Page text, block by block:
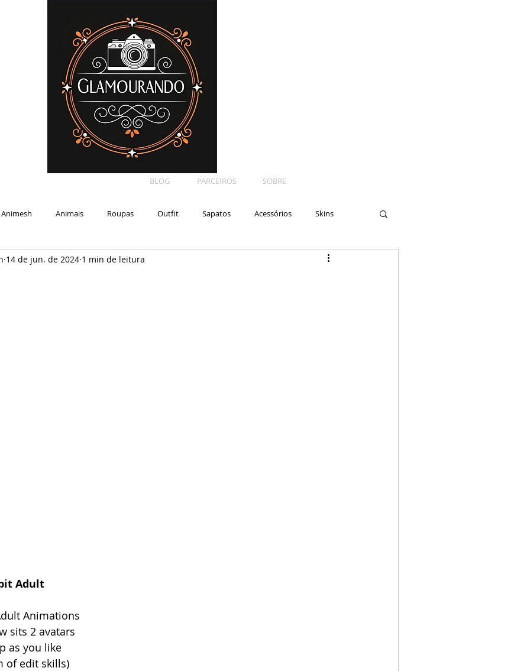
BLOG PARCEIROS SOBRE
Animesh Animais Roupas Outfit Sapatos Acessórios Skins
Car Shape Makeup
14 de jun. de 2024 1 min de leitura
Adult
Animations
sits 2 avatars
as you like
of edit skills)